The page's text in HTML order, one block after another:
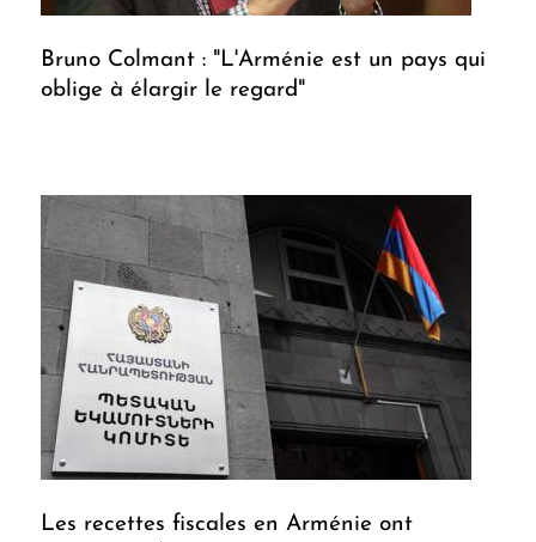
Bruno Colmant : "L'Arménie est un pays qui
oblige à élargir le regard"
Les recettes fiscales en Arménie ont